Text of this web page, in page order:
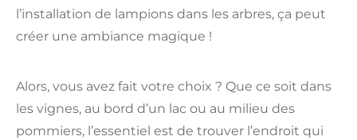
l’installation de lampions dans les arbres, ça peut
créer une ambiance magique !
Alors, vous avez fait votre choix ? Que ce soit dans
les vignes, au bord d’un lac ou au milieu des
pommiers, l’essentiel est de trouver l’endroit qui